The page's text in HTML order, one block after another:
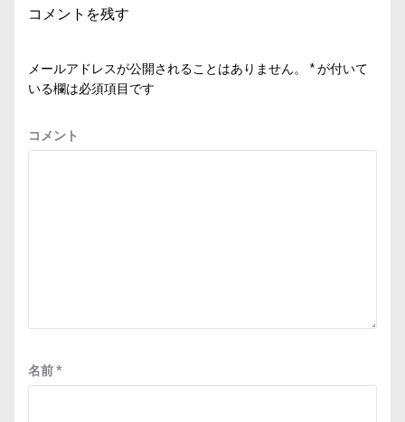
ー
ョ
コメントを残す
メールアドレスが公開されることはありません。 *が付いて
いる欄は必須項目です
コメント
名前*